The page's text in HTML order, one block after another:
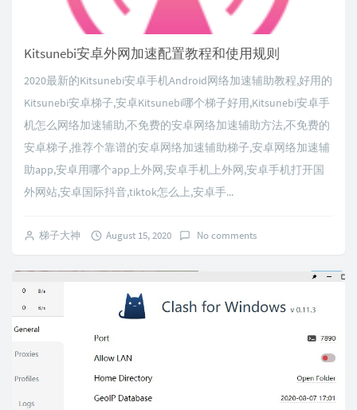
Kitsunebi安卓外网加速配置教程和使用规则
2020最新的Kitsunebi安卓手机Android网络加速辅助教程,好用的
Kitsunebi安卓梯子,安卓Kitsunebi哪个梯子好用,Kitsunebi安卓手
机怎么网络加速辅助,不免费的安卓网络加速辅助方法,不免费的
安卓梯子,推荐个靠谱的安卓网络加速辅助梯子,安卓网络加速辅
助app,安卓用哪个app上外网,安卓手机上外网,安卓手机打开国
外网站,安卓国际抖音,tiktok怎么上,安卓手...
梯子大神 August 15, 2020 No comments